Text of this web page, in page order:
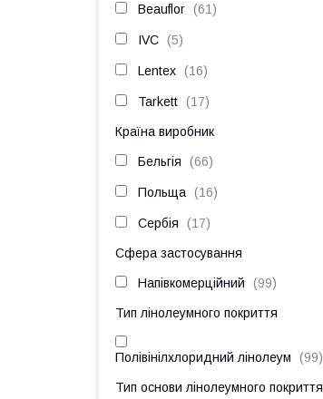
Beauflor 61
IVC 5
Lentex 16
Tarkett 17
Країна виробник
Бельгія 66
Польща 16
Сербія 17
Сфера застосування
Напівкомерційний 99
Тип лінолеумного покриття
Полівінілхлоридний лінолеум 99
Тип основи лінолеумного покриття